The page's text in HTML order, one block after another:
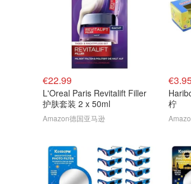
€22.99
L'Oreal Paris Revitalift Filler
护肤套装 2 x 50ml
Amazon德国亚马逊
柠